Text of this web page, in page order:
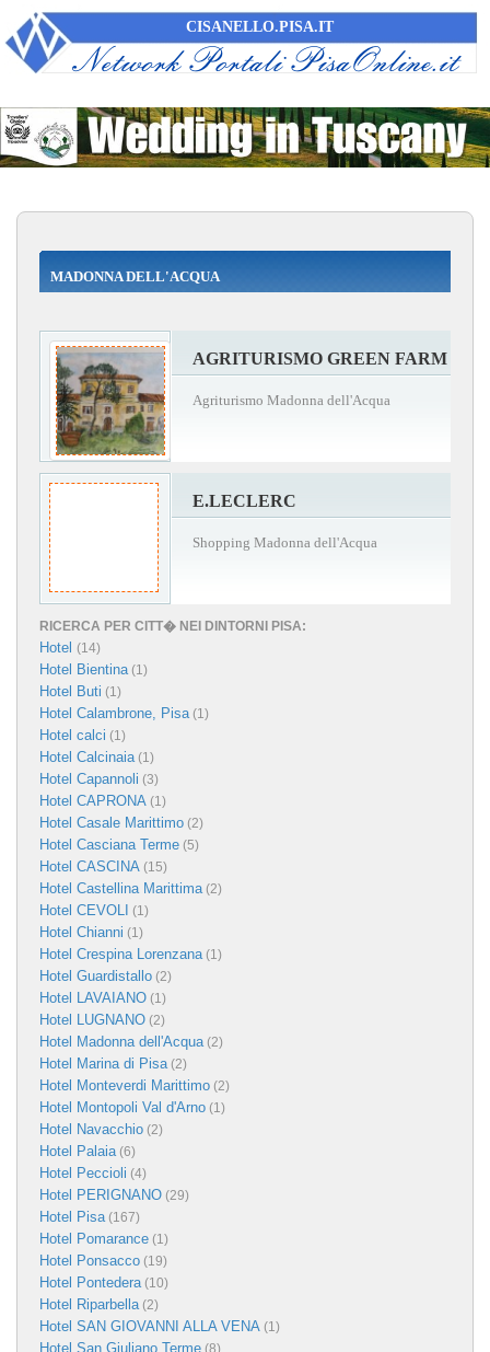
CISANELLO.PISA.IT
MADONNA DELL'ACQUA
AGRITURISMO GREEN FARM
Agriturismo Madonna dell'Acqua
E.LECLERC
Shopping Madonna dell'Acqua
RICERCA PER CITT� NEI DINTORNI PISA:
Hotel (14)
Hotel Bientina(1)
Hotel Buti (1)
Hotel Calambrone, Pisa(1)
Hotel calci (1)
Hotel Calcinaia(1)
Hotel Capannoli (3)
Hotel CAPRONA (1)
Hotel Casale Marittimo (2)
Hotel Casciana Terme (5)
Hotel CASCINA (15)
Hotel Castellina Marittima(2)
Hotel CEVOLI (1)
Hotel Chianni (1)
Hotel Crespina Lorenzana(1)
Hotel Guardistallo (2)
Hotel LAVAIANO (1)
Hotel LUGNANO (2)
Hotel Madonna dell'Acqua(2)
Hotel Marina di Pisa(2)
Hotel Monteverdi Marittimo (2)
Hotel Montopoli Val d'Arno (1)
Hotel Navacchio (2)
Hotel Palaia(6)
Hotel Peccioli (4)
Hotel PERIGNANO (29)
Hotel Pisa(167)
Hotel Pomarance (1)
Hotel Ponsacco (19)
Hotel Pontedera(10)
Hotel Riparbella(2)
Hotel SAN GIOVANNI ALLA VENA (1)
Hotel San Giuliano Terme